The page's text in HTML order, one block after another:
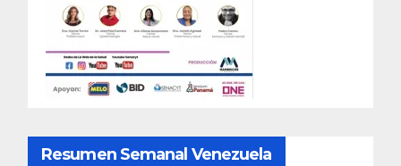
Resumen Semanal Venezuela